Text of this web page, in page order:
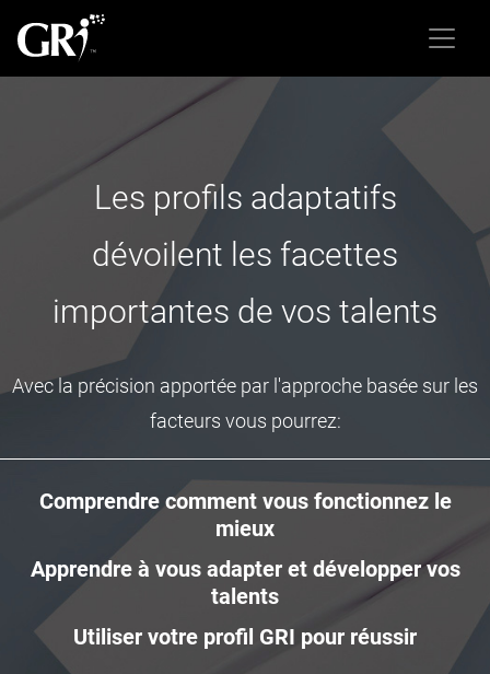
Les profils adaptatifs
dévoilent les facettes
importantes de vos talents
Avec la précision apportée par l'approche basée sur les
facteurs vous pourrez:
Comprendre comment vous fonctionnez le
mieux
Apprendre à vous adapter et développer vos
talents
Utiliser votre profil GRI pour réussir